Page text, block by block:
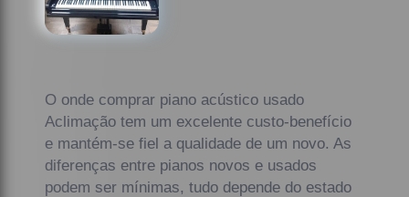
O onde comprar piano acústico usado
Aclimação tem um excelente custo-benefício
e mantém-se fiel a qualidade de um novo. As
diferenças entre pianos novos e usados
podem ser mínimas, tudo depende do estado